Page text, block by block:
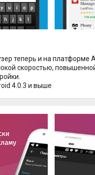
теперь и на платформе
скоростью,
4.0.3 и выше